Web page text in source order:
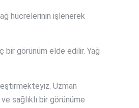
hücrelerinin işlenerek
bir görünüm elde edilir. Yağ
Uzman
sağlıklı bir görünüme